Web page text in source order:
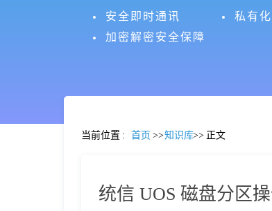
安全即时通讯
私有
加密解密安全保障
当前位置 : 首页 >>知识库>> 正文
统信 UOS 磁盘分区